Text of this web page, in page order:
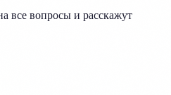
все вопросы и расскажут